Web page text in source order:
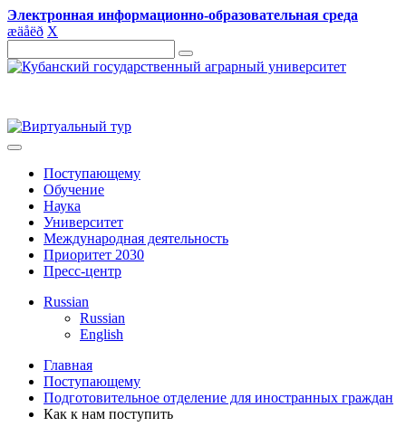
Электронная информационно-образовательная среда
æäåëð X
Поступающему
Обучение
Наука
Университет
Международная деятельность
Приоритет 2030
Пресс-центр
Russian
Russian
English
Главная
Поступающему
Подготовительное отделение для иностранных граждан
Как к нам поступить